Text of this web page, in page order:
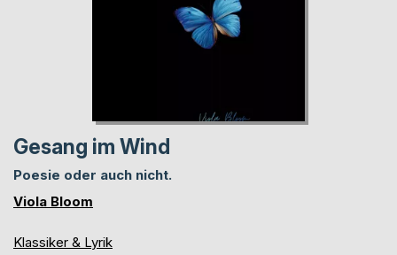
Gesang im Wind
Poesie oder auch nicht.
Viola Bloom
Klassiker & Lyrik